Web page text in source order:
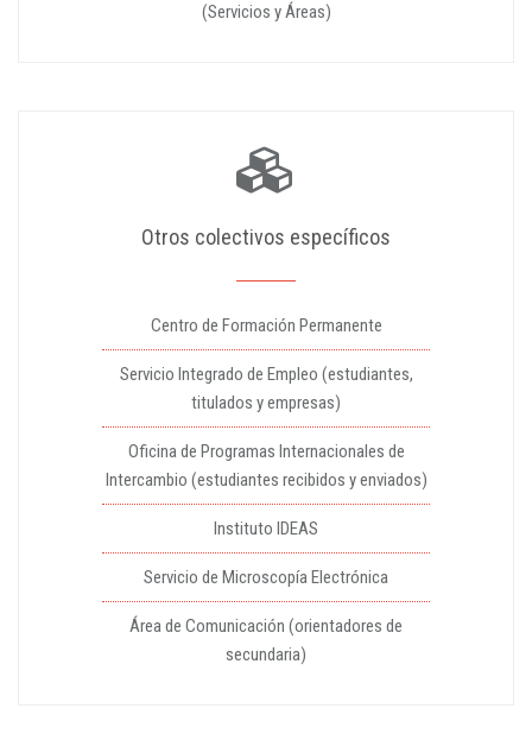
(Servicios y Áreas)
Otros colectivos específicos
Centro de Formación Permanente
Servicio Integrado de Empleo (estudiantes,
titulados y empresas)
Oficina de Programas Internacionales de
Intercambio (estudiantes recibidos y enviados)
Instituto IDEAS
Servicio de Microscopía Electrónica
Área de Comunicación (orientadores de
secundaria)